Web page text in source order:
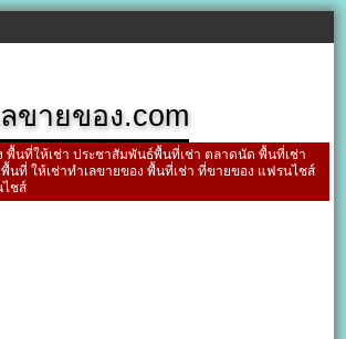
ขายของ.com
พื้นที่ให้เช่า ประชาสัมพันธ์พื้นที่เช่า ตลาดนัด พื้นที่เช่า
นที่ ให้เช่าทำเลขายของ พื้นที่เช่า ที่ขายของ แฟรนไชส์
ชส์